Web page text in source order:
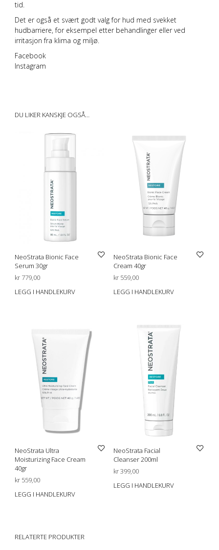
tid.
Det er også et svært godt valg for hud med svekket
hudbarriere, for eksempel etter behandlinger eller ved
irritasjon fra klima og miljø.
Facebook
Instagram
DU LIKER KANSKJE OGSÅ…
NeoStrata Bionic Face
Serum 30gr
kr 779,00
LEGG I HANDLEKURV
NeoStrata Bionic Face
Cream 40gr
kr559,00
LEGG I HANDLEKURV
NeoStrata Ultra
Moisturizing Face Cream
40gr
kr 559,00
LEGG I HANDLEKURV
NeoStrata Facial
Cleanser 200ml
kr399,00
LEGG I HANDLEKURV
RELATERTE PRODUKTER